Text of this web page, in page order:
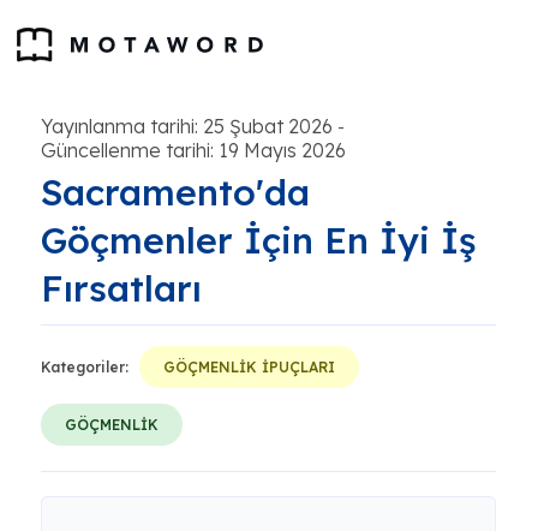
Yayınlanma tarihi: 25 Şubat 2026 -
Güncellenme tarihi: 19 Mayıs 2026
Sacramento'da
Göçmenler İçin En İyi İş
Fırsatları
Kategoriler: GÖÇMENLİK İPUÇLARI
GÖÇMENLİK